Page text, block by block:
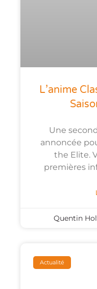
L’anime
Une
annoncée
the Elite.
premières
Quentin
Actualité